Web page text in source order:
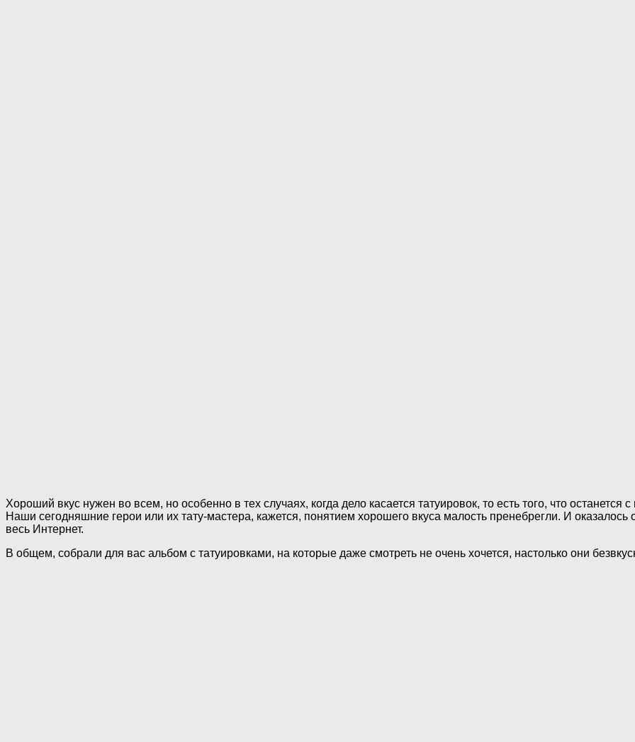
Хороший вкус нужен во всем, но особенно в тех случаях, когда дело касается татуировок, то есть того, что останется
Наши сегодняшние герои или их тату-мастера, кажется, понятием хорошего вкуса малость пренебрегли. И оказалось
весь Интернет.
В общем, собрали для вас альбом с татуировками, на которые даже смотреть не очень хочется, настолько они